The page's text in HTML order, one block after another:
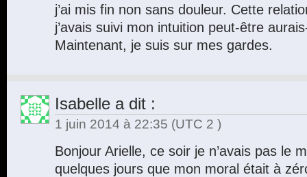
j’ai mis fin non sans douleur. Cette
j’avais suivi mon intuition peut-être
Maintenant, je suis sur mes gardes.
Isabelle a dit :
1 juin 2014 à 22:35 (UTC 2 )
Bonjour Arielle, ce soir je n’avais pas le
quelques jours que mon moral était à